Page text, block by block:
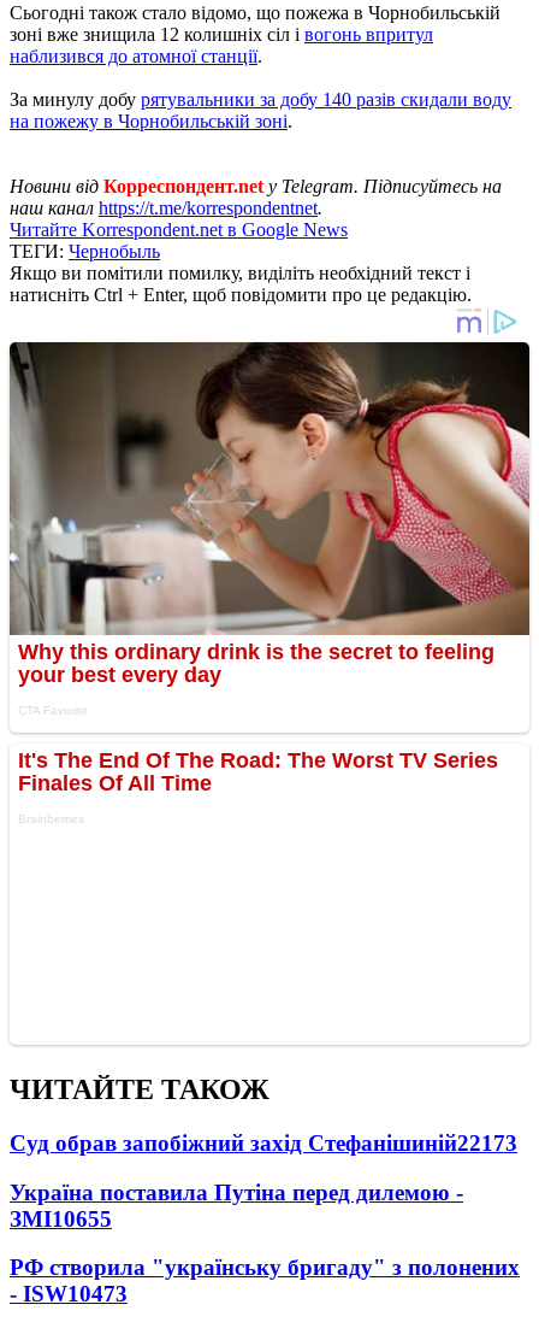
Сьогодні також стало відомо, що пожежа в Чорнобильській
зоні вже знищила 12 колишніх сіл і вогонь впритул
наблизився до атомної станції.
За минулу добу рятувальники за добу 140 разів скидали воду
на пожежу в Чорнобильській зоні.
Новини від Корреспондент.net у Telegram. Підписуйтесь на
наш канал https://t.me/korrespondentnet.
Читайте Korrespondent.net в Google News
ТЕГИ: Чернобыль
Якщо ви помітили помилку, виділіть необхідний текст і
натисніть Ctrl + Enter, щоб повідомити про це редакцію.
ЧИТАЙТЕ ТАКОЖ
Суд обрав запобіжний захід Стефанішиній22173
Україна поставила Путіна перед дилемою -
ЗМІ10655
РФ створила "українську бригаду" з полонених
- ISW10473